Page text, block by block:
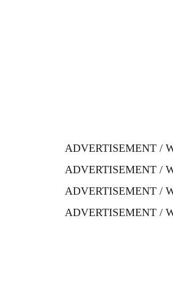
ADVERTISEMENT /
ADVERTISEMENT /
ADVERTISEMENT /
ADVERTISEMENT /